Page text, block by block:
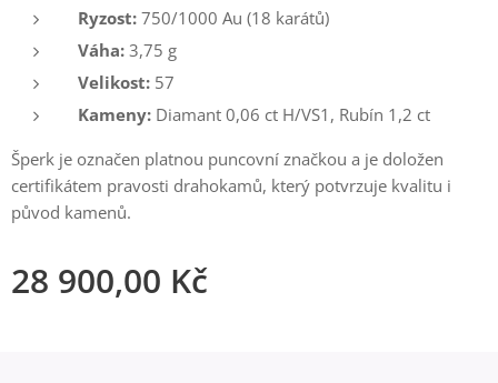
Ryzost: 750/1000 Au (18 karátů)
Váha: 3,75 g
Velikost: 57
Kameny: Diamant 0,06 ct H/VS1, Rubín 1,2 ct
Šperk je označen platnou puncovní značkou a je doložen
certifikátem pravosti drahokamů, který potvrzuje kvalitu i
původ kamenů.
28 900,00 Kč